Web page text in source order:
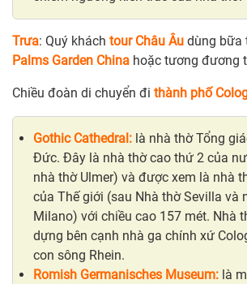
Trưa: Quý khách tour Châu Âu dùng bữa
Palms Garden China hoặc tương đương
Chiều đoàn di chuyển đi thành phố
Gothic Cathedral: là nhà thờ Tổng
Đức. Đây là nhà thờ cao thứ 2 của
nhà thờ Ulmer) và được xem là nhà
của Thế giới (sau Nhà thờ Sevilla và
Milano) với chiều cao 157 mét. Nhà
dựng bên cạnh nhà ga chính xứ
con sông Rhein.
Romish Germanisches Museum: là